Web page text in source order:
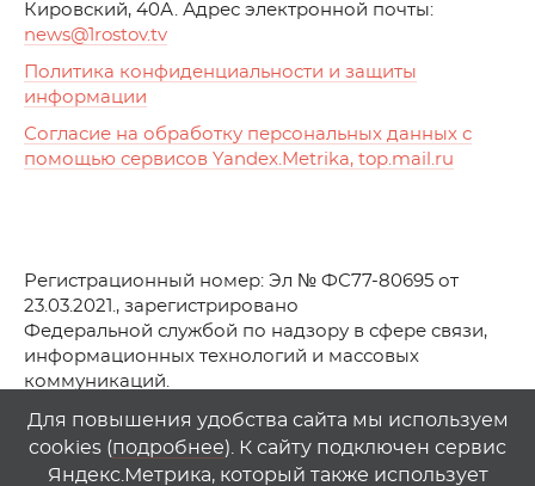
Кировский, 40А. Адрес электронной почты:
news@1rostov.tv
Политика конфиденциальности и защиты
информации
Согласие на обработку персональных данных с
помощью сервисов Yandex.Metrika, top.mail.ru
Регистрационный номер: Эл № ФС77-80695 от
23.03.2021., зарегистрировано
Федеральной службой по надзору в сфере связи,
информационных технологий и массовых
коммуникаций.
© АО Телеканал «Первый Ростовский» (2021-2025)
Любое использование материалов сайта возможно
только при указании гиперссылки на1rostov.tv
Для повышения удобства сайта мы используем
cookies (подробнее). К сайту подключен сервис
Яндекс.Метрика, который также использует